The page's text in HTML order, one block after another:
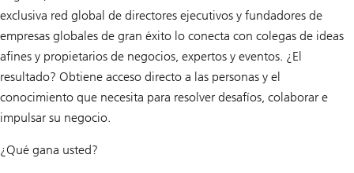
exclusiva red global de directores ejecutivos y fundadores de
empresas globales de gran éxito lo conecta con colegas de ideas
afines y propietarios de negocios, expertos y eventos. ¿El
resultado? Obtiene acceso directo a las personas y el
conocimiento que necesita para resolver desafíos, colaborar e
impulsar su negocio.
¿Qué gana usted?